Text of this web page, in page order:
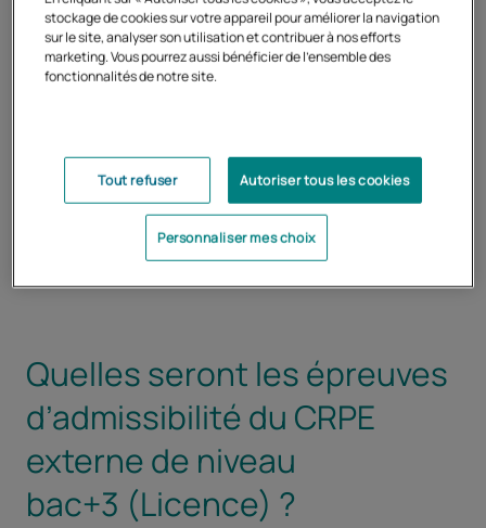
CRPE 2027 : découvrez les
En savoir plus
Ouvrir dans un nouvel onglet
Quelles seront les épreuves
d’admissibilité du CRPE
externe de niveau
bac+3 (Licence) ?
stockage de cookies sur votre appareil pour améliorer la navigation
sur le site, analyser son utilisation et contribuer à nos efforts
marketing. Vous pourrez aussi bénéficier de l'ensemble des
fonctionnalités de notre site.
Tout refuser Autoriser tous les cookies
Personnaliser mes choix